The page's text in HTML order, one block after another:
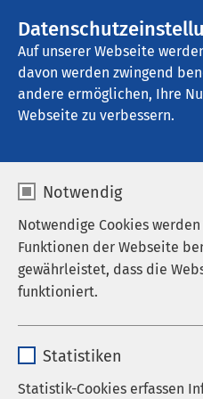
Auf unserer Webseite
davon werden zwingend
andere ermöglichen, Ihre
Webseite zu verbessern.
Notwendig
Notwendige Cookies
Funktionen der Webseite
gewährleistet, dass die
funktioniert.
Anbieter sgalinski
Statistiken
Statistik-Cookies erfassen
AMEOS Klinikum
Auf einen
Das AMEOS Klinikum
psychiatrisch-
Stadt Kiel.
Allgemein- und